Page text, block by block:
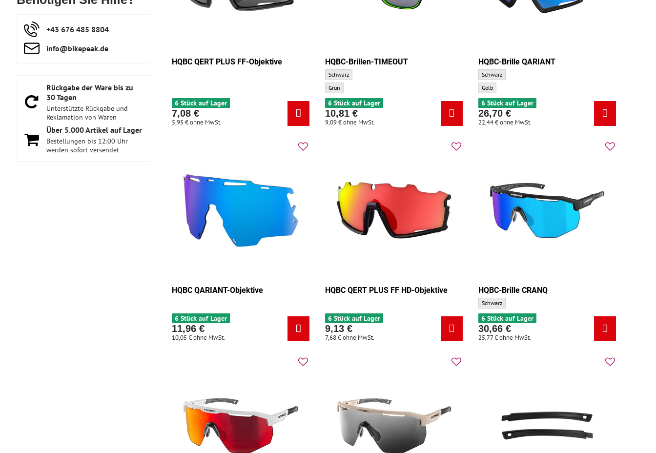
HQBC QERT PLUS FF-Objektive
6 Stück auf Lager
7,08 €
5,95 €ohne MwSt.
HQBC-Brillen-TIMEOUT
HQBC-Brillen-TIMEOUT - Grundfarbe:
Schwarz
HQBC-Brillen-TIMEOUT - Zusatzfarbe:
Grün
6 Stück auf Lager
10,81 €
9,09 €ohne MwSt.
HQBC-Brille QARIANT
HQBC-Brille QARIANT - Grundfarbe:
Schwarz
HQBC-Brille QARIANT - Zusatzfarbe:
Gelb
6 Stück auf Lager
26,70 €
22,44 €ohne MwSt.
HQBC QARIANT-Objektive
6 Stück auf Lager
11,96 €
10,05 €ohne MwSt.
HQBC QERT PLUS FF HD-Objektive
6 Stück auf Lager
9,13 €
7,68 €ohne MwSt.
HQBC-Brille CRANQ
HQBC-Brille CRANQ - Grundfarbe:
Schwarz
6 Stück auf Lager
30,66 €
25,77 €ohne MwSt.
+43 676 485 8804
info​@bikepeak​.de
Rückgabe der Ware bis zu
30 Tagen
Unterstützte Rückgabe und
Reklamation von Waren
Über 5​.000 Artikel auf Lager
Bestellungen bis 12:00 Uhr
werden sofort versendet